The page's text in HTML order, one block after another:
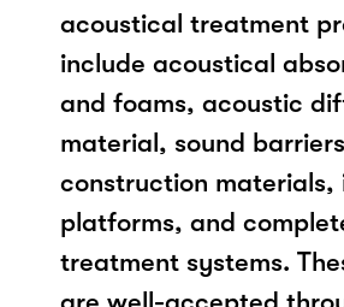
acoustical treatment
include acoustical
and foams, acoustic
material, sound
construction materials,
platforms, and
treatment systems.